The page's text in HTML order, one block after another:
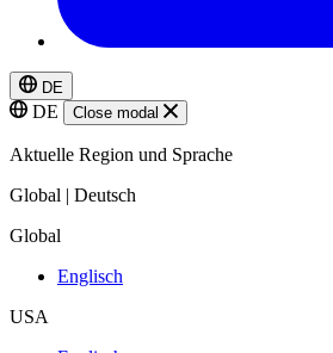
DE
DE Close modal
Aktuelle Region und Sprache
Global | Deutsch
Global
Englisch
USA